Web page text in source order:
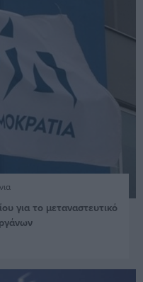
για το μεταναστευτικό